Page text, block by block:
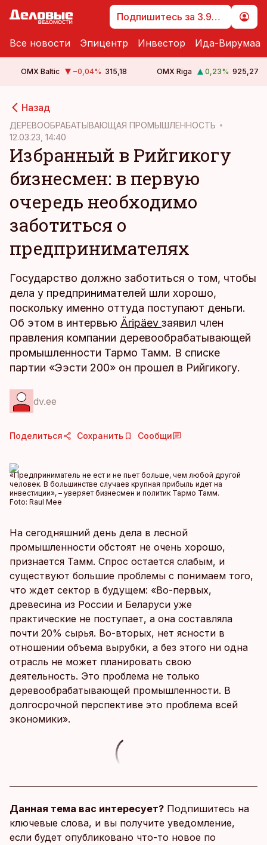
Подпишитесь за 3.99 €
Все новости Эпицентр Инвестор Ида-Вирумаа
OMX Baltic −0,04% 315,18 OMX Riga 0,23% 925,27
Назад
ДЕРЕВООБРАБАТЫВАЮЩАЯ ПРОМЫШЛЕННОСТЬ
12.03.23, 14:40
Избранный в Рийгикогу
бизнесмен: в первую
очередь необходимо
заботиться о
предпринимателях
Государство должно заботиться о том, чтобы
дела у предпринимателей шли хорошо,
поскольку именно оттуда поступают деньги.
Об этом в интервью Äripäev заявил член
правления компании деревообрабатывающей
промышленности Тармо Тамм. В списке
партии «Ээсти 200» он прошел в Рийгикогу.
dv.ee
Поделиться Сохранить Сообщи
«Предприниматель не ест и не пьет больше, чем любой другой
человек. В большинстве случаев крупная прибыль идет на
инвестиции», – уверяет бизнесмен и политик Тармо Тамм.
Foto: Raul Mee
На сегодняшний день дела в лесной
промышленности обстоят не очень хорошо,
признается Тамм. Спрос остается слабым, и
существуют большие проблемы с понимаем того,
что ждет сектор в будущем: «Во-первых,
древесина из России и Беларуси уже
практические не поступает, а она составляла
почти 20% сырья. Во-вторых, нет ясности в
отношении объема вырубки, а без этого ни одна
отрасль не может планировать свою
деятельность. Это проблема не только
деревообрабатывающей промышленности. В
долгосрочной перспективе это проблема всей
экономики».
Данная тема вас интересует? Подпишитесь на
ключевые слова, и вы получите уведомление,
если будет опубликовано что-то новое по